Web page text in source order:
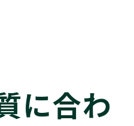
に合わ